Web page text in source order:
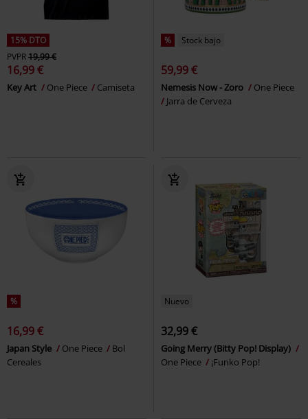
15% DTO
PVPR19,99 €
16,99 €
Key Art One Piece Camiseta
% Stock bajo
59,99 €
Nemesis Now - Zoro
One Piece
Jarra de Cerveza
%
16,99 €
Japan Style One Piece
Bol
Cereales
Nuevo
32,99 €
Going Merry (Bitty Pop! Display)
One Piece
¡Funko Pop!